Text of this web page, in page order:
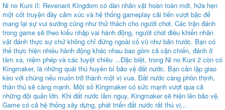
Ni no Kuni II: Revenant Kingdom có dàn nhân vật hoàn toàn mới, hứa hẹn
một cốt truyện đầy cảm xúc và hệ thống gameplay cải tiến vượt bậc để
mang lại sự vui sướng cũng như thử thách cho người chơi. Các trận đánh
trong game sẽ theo kiểu nhập vai hành động, người chơi điều khiển nhân
vật đánh thực sự chứ không chỉ đứng ngoài cổ vũ như bản trước. Bạn có
thể thực hiện nhiều hành động khác nhau bao gồm cả cận chiến, đánh ở
tầm xa, niệm phép và các tuyệt chiêu ...Đặc biệt, trong Ni no Kuni 2 còn có
Kingmaker, là những quái thú huyền bí bảo vệ đất nước. Bạn cần lập giao
kèo với chúng nếu muốn trở thành một vị vua. Đất nước càng phồn thịnh,
thần thú sẽ càng mạnh. Một số Kingmaker có sức mạnh vượt qua cả
những đội quân lớn. Khi đất nước lâm nguy, Kingmaker sẽ hiện lên bảo vệ.
Game có cả hệ thống xây dựng, phát triển đất nước rất thú vị...